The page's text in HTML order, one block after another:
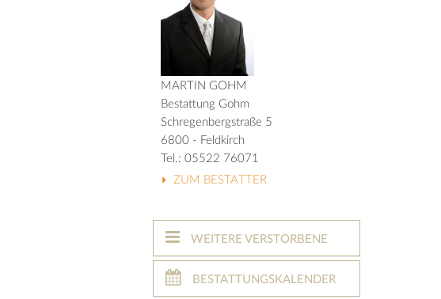
MARTIN GOHM
Bestattung Gohm
Schregenbergstraße 5
6800 - Feldkirch
Tel.: 05522 76071
ZUM BESTATTER
WEITERE VERSTORBENE
BESTATTUNGSKALENDER